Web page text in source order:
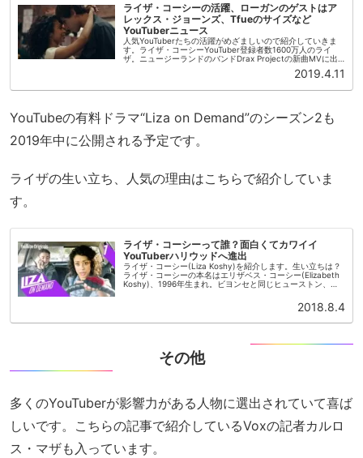
ライザ・コーシーの活躍、ローガンのゲストはア
レックス・ジョーンズ、Tfueのサイズなど
YouTuberニュース
人気YouTuberたちの活躍がめざましいので紹介していきま
す。ライザ・コーシーYouTuber登録者数1600万人のライ
ザ。ニュージーランドのバンドDrax Projectの新曲MVに出
演しました！ライザ得意のダンスをMVで披露しています...
2019.4.11
YouTubeの有料ドラマ“Liza on Demand”のシーズン2も
2019年中に公開される予定です。
ライザの生い立ち、人気の理由はこちらで紹介していま
す。
ライザ・コーシーって誰？面白くてカワイイ
YouTuberハリウッドへ進出
ライザ・コーシー(Liza Koshy)を紹介します。生い立ちは？
ライザ・コーシーの本名はエリザベス・コーシー(Elizabeth
Koshy)、1996年生まれ。ビヨンセと同じヒューストン、テ
2018.8.4
その他
多くのYouTuberが影響力がある人物に選出されていて喜ば
しいです。こちらの記事で紹介しているVoxの記者カルロ
ス・マザも入っています。